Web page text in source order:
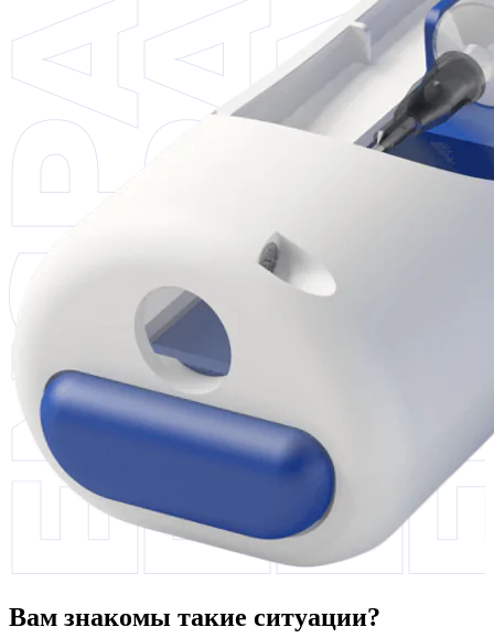
Вам знакомы такие ситуации?